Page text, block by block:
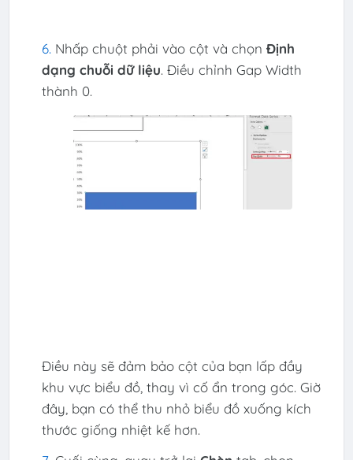
Nhấp chuột phải vào cột và chọn Định
dạng chuỗi dữ liệu. Điều chỉnh Gap Width
thành 0.
Điều này sẽ đảm bảo cột của bạn lấp đầy
khu vực biểu đồ, thay vì cố ẩn trong góc. Giờ
đây, bạn có thể thu nhỏ biểu đồ xuống kích
thước giống nhiệt kế hơn.